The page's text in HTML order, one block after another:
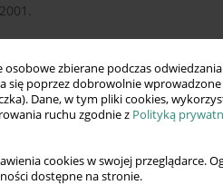
osobowe zbierane podczas
się poprzez dobrowolnie
Dane, w tym pliki cookies,
ruchu zgodnie z Polityką
cookies w swojej przeglądarce.
dostępne na stronie.
1994.
zagraniczna, [w:] „Sprawy